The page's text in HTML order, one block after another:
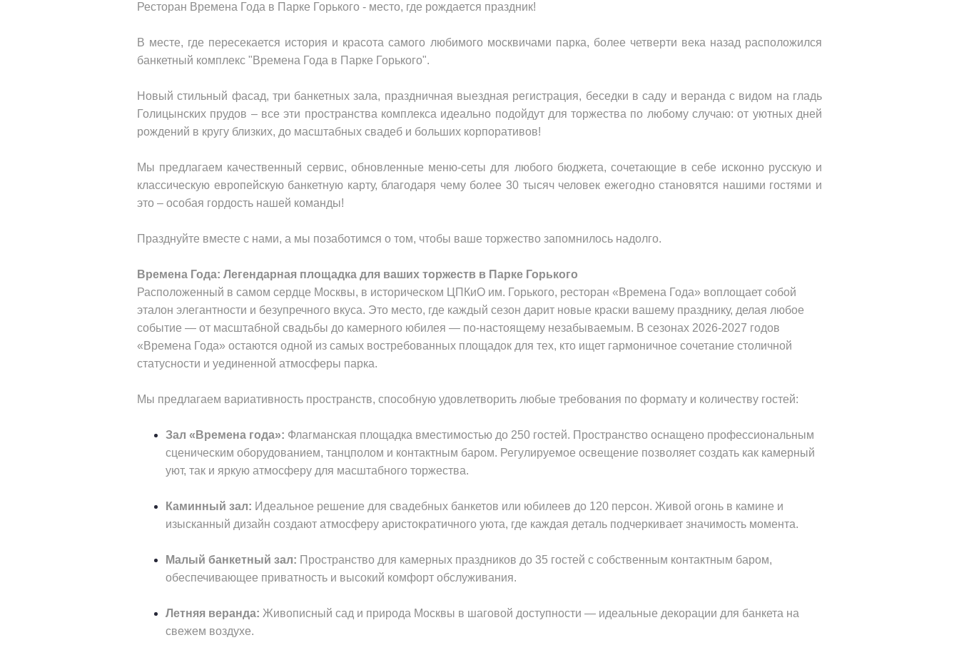
Ресторан Времена Года в Парке Горького - место, где рождается праздник!
В месте, где пересекается история и красота самого любимого москвичами парка, более четверти века назад расположился
банкетный комплекс "Времена Года в Парке Горького".
Новый стильный фасад, три банкетных зала, праздничная выездная регистрация, беседки в саду и веранда с видом на гладь
Голицынских прудов – все эти пространства комплекса идеально подойдут для торжества по любому случаю: от уютных дней
рождений в кругу близких, до масштабных свадеб и больших корпоративов!
Мы предлагаем качественный сервис, обновленные меню-сеты для любого бюджета, сочетающие в себе исконно русскую и
классическую европейскую банкетную карту, благодаря чему более 30 тысяч человек ежегодно становятся нашими гостями и
это – особая гордость нашей команды!
Празднуйте вместе с нами, а мы позаботимся о том, чтобы ваше торжество запомнилось надолго.
Времена Года: Легендарная площадка для ваших торжеств в Парке Горького
Расположенный в самом сердце Москвы, в историческом ЦПКиО им. Горького, ресторан «Времена Года» воплощает собой
эталон элегантности и безупречного вкуса. Это место, где каждый сезон дарит новые краски вашему празднику, делая любое
событие — от масштабной свадьбы до камерного юбилея — по-настоящему незабываемым. В сезонах 2026-2027 годов
«Времена Года» остаются одной из самых востребованных площадок для тех, кто ищет гармоничное сочетание столичной
статусности и уединенной атмосферы парка.
Мы предлагаем вариативность пространств, способную удовлетворить любые требования по формату и количеству гостей:
Зал «Времена года»: Флагманская площадка вместимостью до 250 гостей. Пространство оснащено профессиональным
сценическим оборудованием, танцполом и контактным баром. Регулируемое освещение позволяет создать как камерный
уют, так и яркую атмосферу для масштабного торжества.
Каминный зал: Идеальное решение для свадебных банкетов или юбилеев до 120 персон. Живой огонь в камине и
изысканный дизайн создают атмосферу аристократичного уюта, где каждая деталь подчеркивает значимость момента.
Малый банкетный зал: Пространство для камерных праздников до 35 гостей с собственным контактным баром,
обеспечивающее приватность и высокий комфорт обслуживания.
Летняя веранда: Живописный сад и природа Москвы в шаговой доступности — идеальные декорации для банкета на
свежем воздухе.